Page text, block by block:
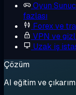
Oyun
fazlası
Forex ve
VPN ve
Uzak iş
Çözüm
AI eğitim ve çıkarım